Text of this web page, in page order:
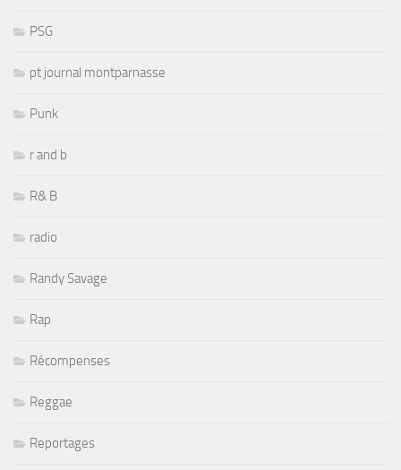
PSG
pt journal montparnasse
Punk
r and b
R& B
radio
Randy Savage
Rap
Récompenses
Reggae
Reportages